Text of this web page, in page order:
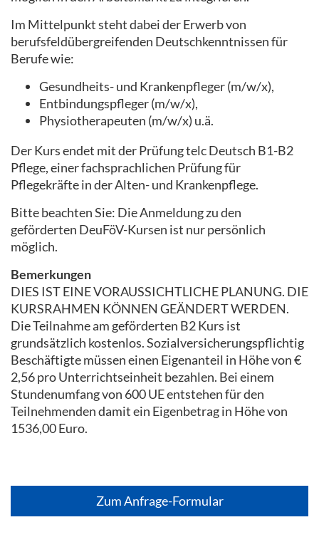
Im Mittelpunkt steht dabei der Erwerb von
berufsfeldübergreifenden Deutschkenntnissen für
Berufe wie:
Gesundheits- und Krankenpfleger (m/w/x),
Entbindungspfleger (m/w/x),
Physiotherapeuten (m/w/x) u.ä.
Der Kurs endet mit der Prüfung telc Deutsch B1-B2
Pflege, einer fachsprachlichen Prüfung für
Pflegekräfte in der Alten- und Krankenpflege.
Bitte beachten Sie: Die Anmeldung zu den
geförderten DeuFöV-Kursen ist nur persönlich
möglich.
Bemerkungen
DIES IST EINE VORAUSSICHTLICHE PLANUNG. DIE
KURSRAHMEN KÖNNEN GEÄNDERT WERDEN.
Die Teilnahme am geförderten B2 Kurs ist
grundsätzlich kostenlos. Sozialversicherungspflichtig
Beschäftigte müssen einen Eigenanteil in Höhe von €
2,56 pro Unterrichtseinheit bezahlen. Bei einem
Stundenumfang von 600 UE entstehen für den
Teilnehmenden damit ein Eigenbetrag in Höhe von
1536,00 Euro.
Zum Anfrage-Formular